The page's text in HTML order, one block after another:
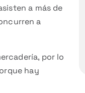
a más de
a
por lo
hay